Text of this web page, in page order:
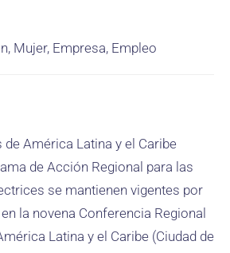
Mujer, Empresa, Empleo
de América Latina y el Caribe
de Acción Regional para las
se mantienen vigentes por
la novena Conferencia Regional
Latina y el Caribe (Ciudad de